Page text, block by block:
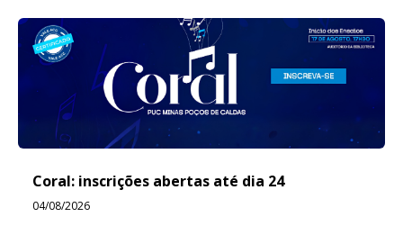
Coral: inscrições abertas até dia 24
04/08/2026